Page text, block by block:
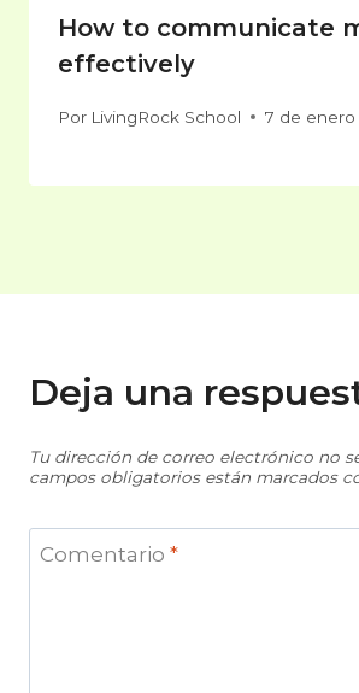
How to communicate
effectively
Por LivingRock School 7 de enero
Deja una
Tu dirección de correo electrónico no
campos obligatorios están marcados
Comentario *